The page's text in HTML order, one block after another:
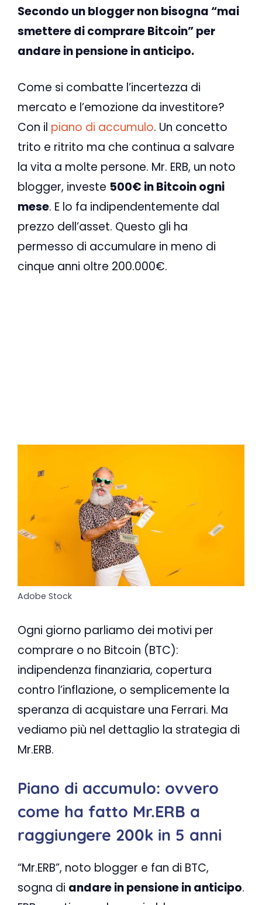
Secondo un blogger non bisogna “mai
smettere di comprare Bitcoin” per
andare in pensione in anticipo.
Come si combatte l’incertezza di
mercato e l’emozione da investitore?
Con il piano di accumulo. Un concetto
trito e ritrito ma che continua a salvare
la vita a molte persone. Mr. ERB, un noto
blogger, investe 500€ in Bitcoin ogni
mese. E lo fa indipendentemente dal
prezzo dell’asset. Questo gli ha
permesso di accumulare in meno di
cinque anni oltre 200.000€.
Adobe Stock
Ogni giorno parliamo dei motivi per
comprare o no Bitcoin (BTC):
indipendenza finanziaria, copertura
contro l’inflazione, o semplicemente la
speranza di acquistare una Ferrari. Ma
vediamo più nel dettaglio la strategia di
Mr.ERB.
Piano di accumulo: ovvero
come ha fatto Mr.ERB a
raggiungere 200k in 5 anni
“Mr.ERB”, noto blogger e fan di BTC,
sogna di andare in pensione in anticipo.